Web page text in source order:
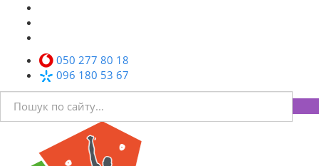
050 277 80 18
096 180 53 67